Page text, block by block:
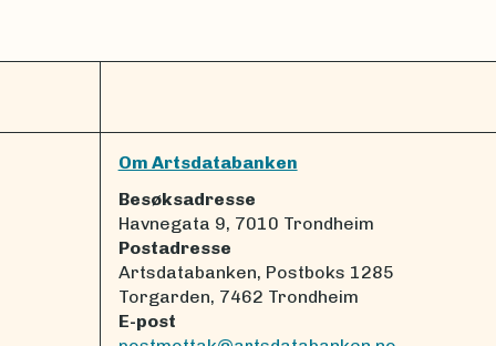
Om Artsdatabanken
Besøksadresse
Havnegata 9, 7010 Trondheim
Postadresse
Artsdatabanken, Postboks 1285
Torgarden, 7462 Trondheim
E-post